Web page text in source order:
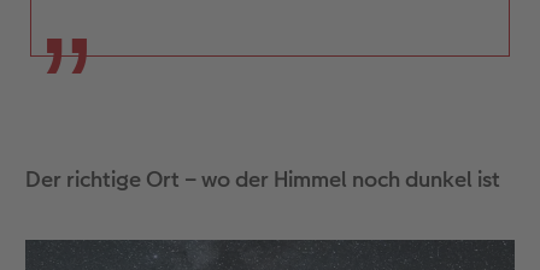
Der richtige Ort – wo der Himmel noch dunkel ist